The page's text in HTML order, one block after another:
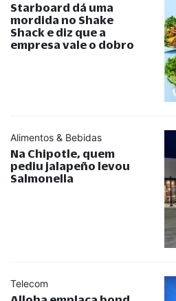
Starboard dá uma
mordida no Shake
Shack e diz que a
empresa vale o dobro
Alimentos & Bebidas
Na Chipotle, quem
pediu jalapeño levou
Salmonella
Telecom